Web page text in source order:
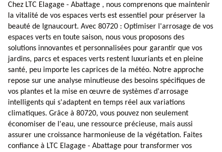
Chez LTC Elagage - Abattage , nous comprenons que maintenir
la vitalité de vos espaces verts est essentiel pour préserver la
beauté de Ignaucourt. Avec 80720 : Optimiser l'arrosage de vos
espaces verts en toute saison, nous vous proposons des
solutions innovantes et personnalisées pour garantir que vos
jardins, parcs et espaces verts restent luxuriants et en pleine
santé, peu importe les caprices de la météo. Notre approche
repose sur une analyse minutieuse des besoins spécifiques de
vos plantes et la mise en œuvre de systèmes d'arrosage
intelligents qui s'adaptent en temps réel aux variations
climatiques. Grâce à 80720, vous pouvez non seulement
économiser de l'eau, une ressource précieuse, mais aussi
assurer une croissance harmonieuse de la végétation. Faites
confiance à LTC Elagage - Abattage pour transformer vos